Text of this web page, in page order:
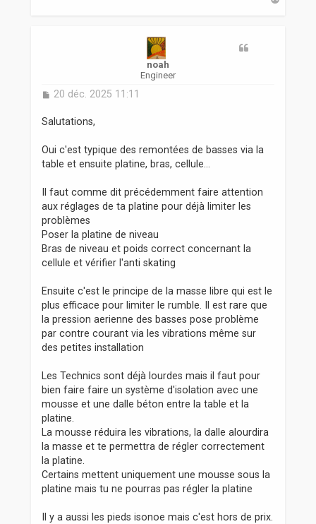
noah
Engineer
M
s
g
e
20 déc. 2025 11:11
Salutations,
Oui c'est typique des remontées de basses via la
table et ensuite platine, bras, cellule...
Il faut comme dit précédemment faire attention
aux réglages de ta platine pour déjà limiter les
problèmes
Poser la platine de niveau
Bras de niveau et poids correct concernant la
cellule et vérifier l'anti skating
Ensuite c'est le principe de la masse libre qui est le
plus efficace pour limiter le rumble. Il est rare que
la pression aerienne des basses pose problème
par contre courant via les vibrations même sur
des petites installation
Les Technics sont déjà lourdes mais il faut pour
bien faire faire un système d'isolation avec une
mousse et une dalle béton entre la table et la
platine.
La mousse réduira les vibrations, la dalle alourdira
la masse et te permettra de régler correctement
la platine.
Certains mettent uniquement une mousse sous la
platine mais tu ne pourras pas régler la platine
Il y a aussi les pieds isonoe mais c'est hors de prix.